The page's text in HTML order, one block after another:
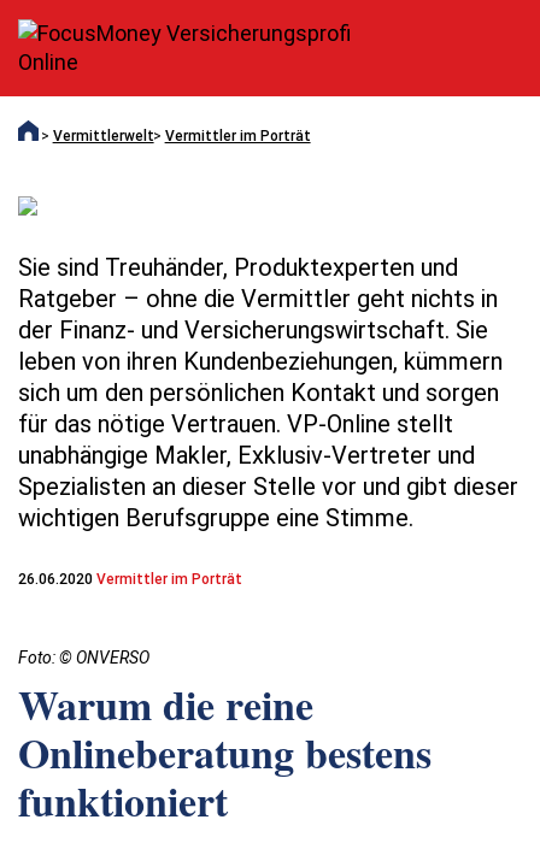
Vermittlerwelt Vermittler im Porträt
Sie sind Treuhänder, Produktexperten und
Ratgeber – ohne die Vermittler geht nichts in
der Finanz- und Versicherungswirtschaft. Sie
leben von ihren Kundenbeziehungen, kümmern
sich um den persönlichen Kontakt und sorgen
für das nötige Vertrauen. VP-Online stellt
unabhängige Makler, Exklusiv-Vertreter und
Spezialisten an dieser Stelle vor und gibt dieser
wichtigen Berufsgruppe eine Stimme.
26.06.2020 Vermittler im Porträt
Foto: © ONVERSO
Warum die reine
Onlineberatung bestens
funktioniert